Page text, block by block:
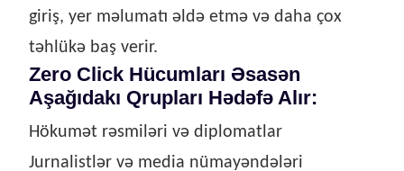
giriş, yer məlumatı əldə etmə və daha çox
təhlükə baş verir.
Zero Click Hücumları Əsasən
Aşağıdakı Qrupları Hədəfə Alır:
Hökumət rəsmiləri və diplomatlar
Jurnalistlər və media nümayəndələri